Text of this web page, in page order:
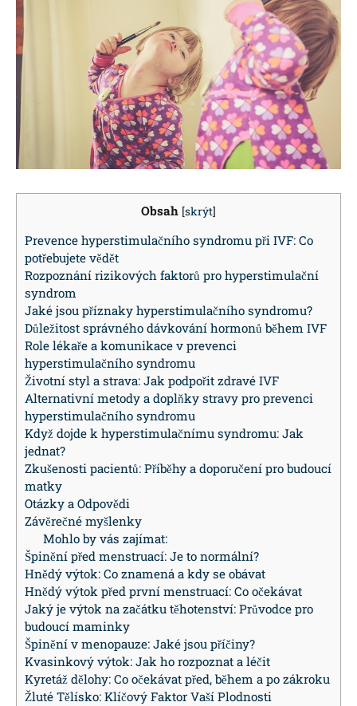
Obsah [skrýt]
Prevence hyperstimulačního syndromu při IVF: Co
potřebujete vědět
Rozpoznání rizikových faktorů pro hyperstimulační
syndrom
Jaké jsou příznaky hyperstimulačního syndromu?
Důležitost správného dávkování hormonů během IVF
Role lékaře a komunikace v prevenci
hyperstimulačního syndromu
Životní styl a strava: Jak podpořit zdravé IVF
Alternativní metody a doplňky stravy pro prevenci
hyperstimulačního syndromu
Když dojde k hyperstimulačnímu syndromu: Jak
jednat?
Zkušenosti pacientů: Příběhy a doporučení pro budoucí
matky
Otázky a Odpovědi
Závěrečné myšlenky
Mohlo by vás zajímat:
Špinění před menstruací: Je to normální?
Hnědý výtok: Co znamená a kdy se obávat
Hnědý výtok před první menstruací: Co očekávat
Jaký je výtok na začátku těhotenství: Průvodce pro
budoucí maminky
Špinění v menopauze: Jaké jsou příčiny?
Kvasinkový výtok: Jak ho rozpoznat a léčit
Kyretáž dělohy: Co očekávat před, během a po zákroku
Žluté Tělísko: Klíčový Faktor Vaší Plodnosti